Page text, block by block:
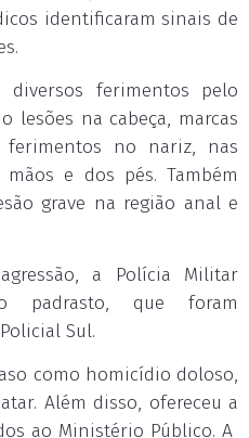
identificaram sinais de
ferimentos pelo
lesões na cabeça, marcas
no nariz, nas
e dos pés. Também
grave na região anal e
a Polícia Militar
que foram
Sul.
como homicídio doloso,
Além disso, ofereceu a
ao Ministério Público. A